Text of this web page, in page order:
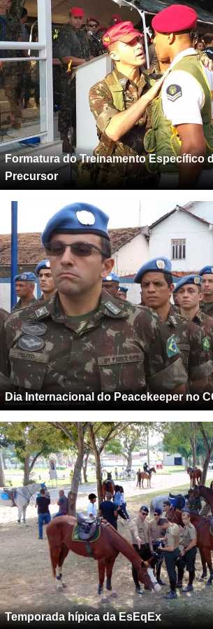
Formatura do Treinamento Específico
Precursor
Dia Internacional do Peacekeeper no
Temporada hípica da EsEqEx